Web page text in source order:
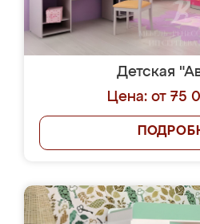
Детская
Цена: от 75